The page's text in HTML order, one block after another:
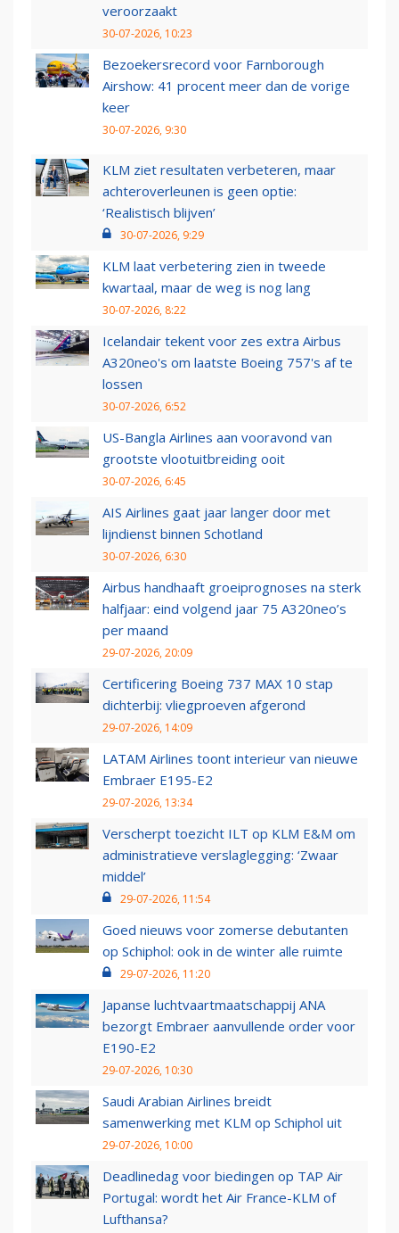
veroorzaakt
30-07-2026, 10:23
Bezoekersrecord voor Farnborough
Airshow: 41 procent meer dan de vorige
keer
30-07-2026, 9:30
KLM ziet resultaten verbeteren, maar
achteroverleunen is geen optie:
‘Realistisch blijven’
30-07-2026, 9:29
KLM laat verbetering zien in tweede
kwartaal, maar de weg is nog lang
30-07-2026, 8:22
Icelandair tekent voor zes extra Airbus
A320neo's om laatste Boeing 757's af te
lossen
30-07-2026, 6:52
US-Bangla Airlines aan vooravond van
grootste vlootuitbreiding ooit
30-07-2026, 6:45
AIS Airlines gaat jaar langer door met
lijndienst binnen Schotland
30-07-2026, 6:30
Airbus handhaaft groeiprognoses na sterk
halfjaar: eind volgend jaar 75 A320neo’s
per maand
29-07-2026, 20:09
Certificering Boeing 737 MAX 10 stap
dichterbij: vliegproeven afgerond
29-07-2026, 14:09
LATAM Airlines toont interieur van nieuwe
Embraer E195-E2
29-07-2026, 13:34
Verscherpt toezicht ILT op KLM E&M om
administratieve verslaglegging: ‘Zwaar
middel’
29-07-2026, 11:54
Goed nieuws voor zomerse debutanten
op Schiphol: ook in de winter alle ruimte
29-07-2026, 11:20
Japanse luchtvaartmaatschappij ANA
bezorgt Embraer aanvullende order voor
E190-E2
29-07-2026, 10:30
Saudi Arabian Airlines breidt
samenwerking met KLM op Schiphol uit
29-07-2026, 10:00
Deadlinedag voor biedingen op TAP Air
Portugal: wordt het Air France-KLM of
Lufthansa?